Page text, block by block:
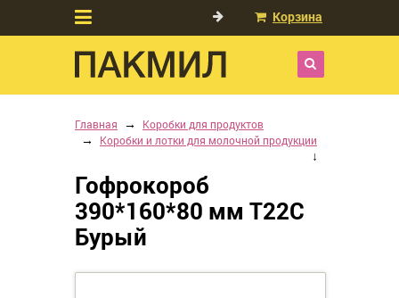
Корзина
Главная
Коробки для продуктов
Коробки и лотки для молочной продукции
Гофрокороб
390*160*80 мм Т22С
Бурый